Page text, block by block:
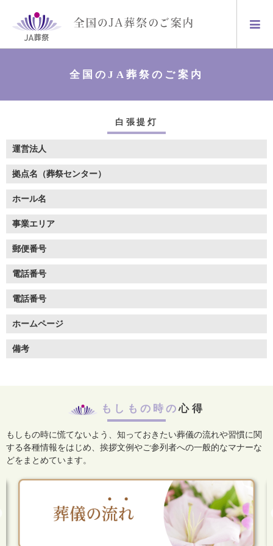
全国のJA葬祭のご案内
白張提灯
運営法人
拠点名（葬祭センター）
ホール名
事業エリア
郵便番号
電話番号
電話番号
ホームページ
備考
もしもの時の心得
もしもの時に慌てないよう、知っておきたい葬儀の流れや習慣に関
する各種情報をはじめ、 挨拶文例やご参列者への一般的なマナーな
どをまとめています。